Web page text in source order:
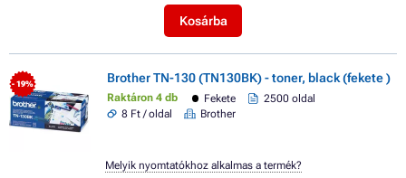
Kosárba
- 19% Brother TN-130 (TN130BK) - toner, black (fekete )
Raktáron 4 db Fekete
2500 oldal
8 Ft / oldal
Brother
Melyik nyomtatókhoz alkalmas a termék?